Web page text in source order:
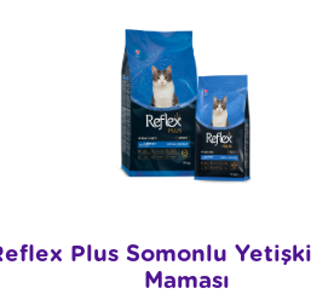
Plus Somonlu
Maması